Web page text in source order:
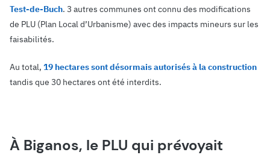
Test-de-Buch. 3 autres communes ont connu des modifications
de PLU (Plan Local d’Urbanisme) avec des impacts mineurs sur les
faisabilités.
Au total, 19 hectares sont désormais autorisés à la construction
tandis que 30 hectares ont été interdits.
À Biganos, le PLU qui prévoyait